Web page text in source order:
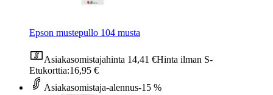
Epson mustepullo 104 musta
Asiakasomistajahinta 14,41 €Hinta ilman S-
Etukorttia:16,95 €
Asiakasomistaja-alennus-15 %